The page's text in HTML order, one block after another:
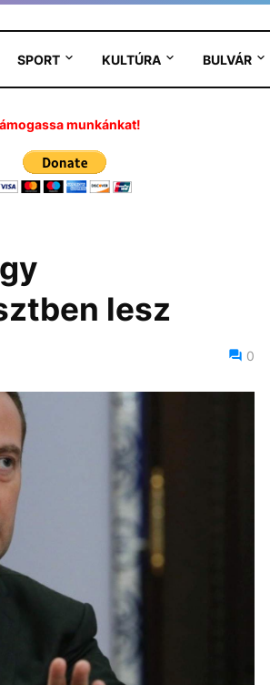
SPORT KULTÚRA BULVÁR
munkánkat!
lesz
0